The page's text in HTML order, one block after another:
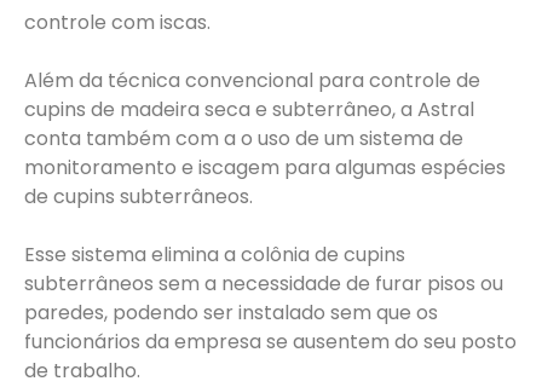
controle com iscas.
Além da técnica convencional para controle de
cupins de madeira seca e subterrâneo, a Astral
conta também com a o uso de um sistema de
monitoramento e iscagem para algumas espécies
de cupins subterrâneos.
Esse sistema elimina a colônia de cupins
subterrâneos sem a necessidade de furar pisos ou
paredes, podendo ser instalado sem que os
funcionários da empresa se ausentem do seu posto
de trabalho.